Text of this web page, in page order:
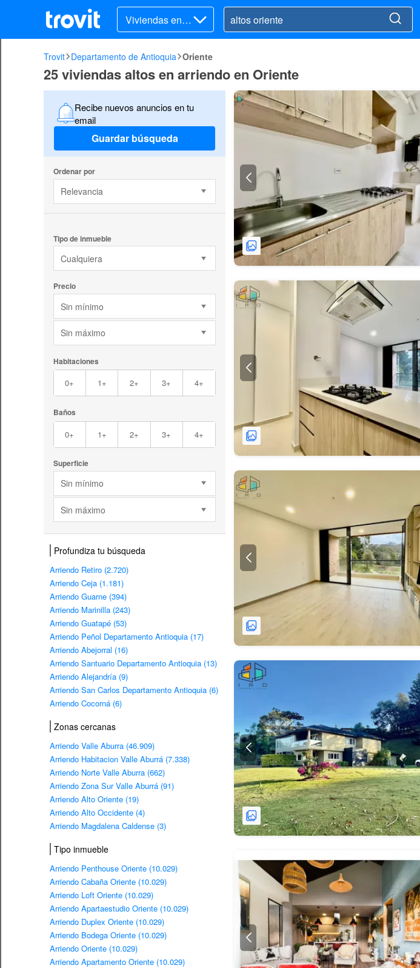
Viviendas en ar
riendo
Trovit Departamento de Antioquia Oriente
25 viviendas altos en arriendo en Oriente
Recibe nuevos anuncios en tu
email
Guardar búsqueda
Ordenar por
Relevancia
Tipo de inmueble
Cualquiera
Precio
Sin mínimo
Sin máximo
Habitaciones
0+ 1+ 2+ 3+ 4+
Baños
0+ 1+ 2+ 3+ 4+
Superficie
Sin mínimo
Sin máximo
Profundiza tu búsqueda
Arriendo Retiro (2.720)
Arriendo Ceja (1.181)
Arriendo Guarne (394)
Arriendo Marinilla (243)
Arriendo Guatapé (53)
Arriendo Peñol Departamento Antioquia (17)
Arriendo Abejorral (16)
Arriendo Santuario Departamento Antioquia (13)
Arriendo Alejandría (9)
Arriendo San Carlos Departamento Antioquia (6)
Arriendo Cocorná (6)
Zonas cercanas
Arriendo Valle Aburra (46.909)
Arriendo Habitacion Valle Aburrá (7.338)
Arriendo Norte Valle Aburra (662)
Arriendo Zona Sur Valle Aburrá (91)
Arriendo Alto Oriente (19)
Arriendo Alto Occidente (4)
Arriendo Magdalena Caldense (3)
Tipo inmueble
Arriendo Penthouse Oriente (10.029)
Arriendo Cabaña Oriente (10.029)
Arriendo Loft Oriente (10.029)
Arriendo Apartaestudio Oriente (10.029)
Arriendo Duplex Oriente (10.029)
Arriendo Bodega Oriente (10.029)
Arriendo Oriente (10.029)
Arriendo Apartamento Oriente (10.029)